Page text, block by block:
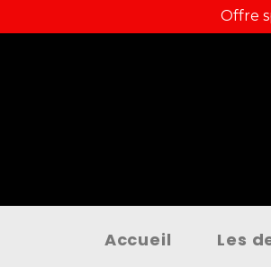
Offre
Accueil Les